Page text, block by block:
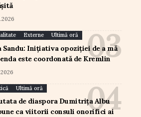
Externe Ultimă oră
Sandu: Inițiativa opoziției de a mă
este coordonată de Kremlin
Ultimă oră
de diaspora Dumitrița Albu
ca viitorii consuli onorifici ai